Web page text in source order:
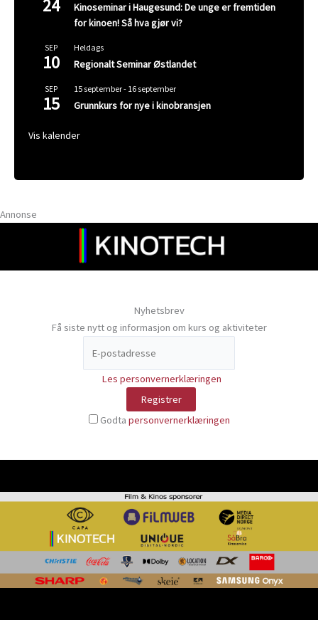
24
Kinoseminar i Haugesund: De unge er fremtiden
for kinoen! Så hva gjør vi?
SEP
10
Heldags
Regionalt Seminar Østlandet
SEP
15
15 september- 16 september
Grunnkurs for nye i kinobransjen
Vis kalender
Annonse
Nyhetsbrev
Få siste nytt og informasjon om kurs og aktiviteter
Les personvernerklæringen
Godta personvernerklæringen